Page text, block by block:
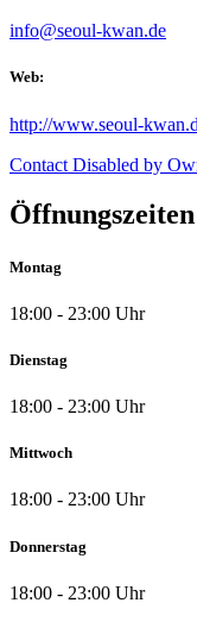
info@seoul-kwan.de
Web:
http://www.seoul-
Contact Disabled by
Öffnungszeiten
Montag
18:00 - 23:00 Uhr
Dienstag
18:00 - 23:00 Uhr
Mittwoch
18:00 - 23:00 Uhr
Donnerstag
18:00 - 23:00 Uhr